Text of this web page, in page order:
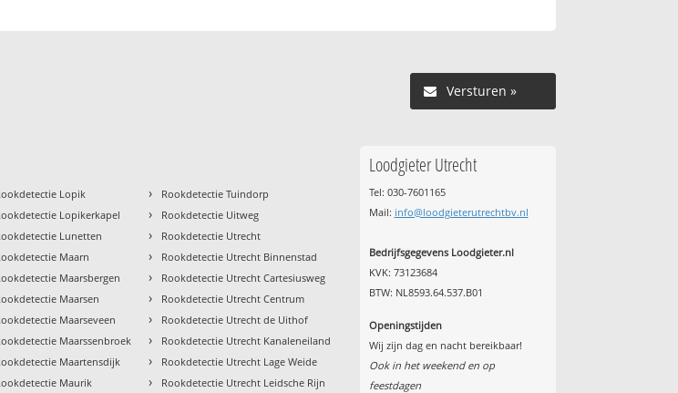
Versturen »
Lopik
Lopikerkapel
Lunetten
Maarn
Maarsbergen
Maarsen
Maarseveen
Maarssenbroek
Maartensdijk
Maurik
› Rookdetectie Tuindorp
› Rookdetectie Uitweg
› Rookdetectie Utrecht
› Rookdetectie Utrecht Binnenstad
› Rookdetectie Utrecht Cartesiusweg
› Rookdetectie Utrecht Centrum
› Rookdetectie Utrecht de Uithof
› Rookdetectie Utrecht Kanaleneiland
› Rookdetectie Utrecht Lage Weide
› Rookdetectie Utrecht Leidsche Rijn
Loodgieter Utrecht
Tel: 030-7601165
Mail: info@loodgieterutrechtbv.nl
Bedrijfsgegevens Loodgieter.nl
KVK: 73123684
BTW: NL8593.64.537.B01
Openingstijden
Wij zijn dag en nacht bereikbaar!
Ook in het weekend en op
feestdagen